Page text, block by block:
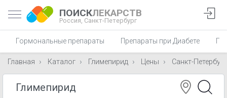
ПОИСКЛЕКАРСТВ
Россия, Санкт-Петербург
Гормональные препараты Препараты при Диабете
Главная Каталог Глимепирид Цены Санкт-Петербург